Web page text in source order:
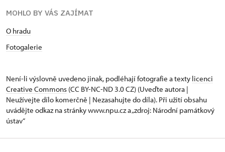
MOHLO BY VÁS ZAJÍMAT
O hradu
Fotogalerie
Není-li výslovně uvedeno jinak, podléhají fotografie a texty licenci
Creative Commons (CC BY-NC-ND 3.0 CZ) (Uveďte autora |
Neužívejte dílo komerčně | Nezasahujte do díla). Při užití obsahu
uvádějte odkaz na stránky www.npu.cz a „zdroj: Národní památkový
ústav“